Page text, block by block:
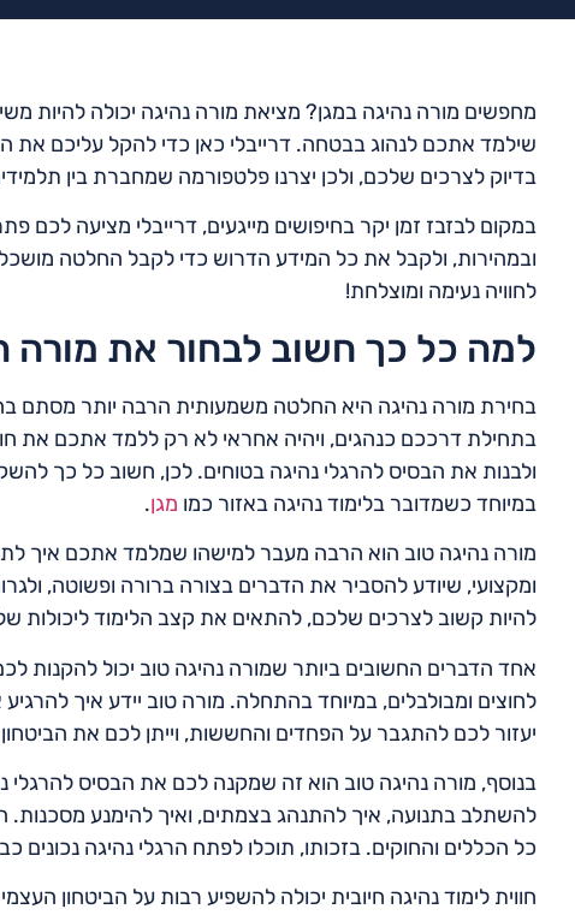
מחפשים מורה נהיגה במגן? מציאת מורה נהיגה יכולה להיות
שילמד אתכם לנהוג בבטחה. דרייבלי כאן כדי להקל עליכם את
בדיוק לצרכים שלכם, ולכן יצרנו פלטפורמה שמחברת בין
במקום לבזבז זמן יקר בחיפושים מייגעים, דרייבלי מציעה לכם
ובמהירות, ולקבל את כל המידע הדרוש כדי לקבל החלטה
לחוויה נעימה ומוצלחת!
למה כל כך חשוב לבחור את מורה
בחירת מורה נהיגה היא החלטה משמעותית הרבה יותר מסתם
בתחילת דרככם כנהגים, ויהיה אחראי לא רק ללמד אתכם את
ולבנות את הבסיס להרגלי נהיגה בטוחים. לכן, חשוב כל כך
במיוחד כשמדובר בלימוד נהיגה באזור כמו מגן.
מורה נהיגה טוב הוא הרבה מעבר למישהו שמלמד אתכם איך
ומקצועי, שיודע להסביר את הדברים בצורה ברורה ופשוטה,
להיות קשוב לצרכים שלכם, להתאים את קצב הלימוד
אחד הדברים החשובים ביותר שמורה נהיגה טוב יכול להקנות
לחוצים ומבולבלים, במיוחד בהתחלה. מורה טוב יידע איך
יעזור לכם להתגבר על הפחדים והחששות, וייתן לכם את
בנוסף, מורה נהיגה טוב הוא זה שמקנה לכם את הבסיס
להשתלב בתנועה, איך להתנהג בצמתים, ואיך להימנע מסכנות.
כל הכללים והחוקים. בזכותו, תוכלו לפתח הרגלי נהיגה
חווית לימוד נהיגה חיובית יכולה להשפיע רבות על הביטחון